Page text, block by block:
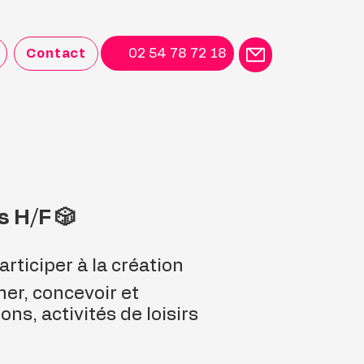
Contact 02 54 78 72 18
H/F 🎲
à la création
concevoir et
activités de loisirs